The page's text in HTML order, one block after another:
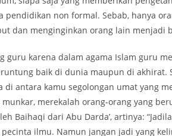
non formal. Sebab, hanya
dan menginginkan orang lain menjadi
guru karena dalam agama Islam guru
baik di dunia maupun di akhirat.
antara kamu segolongan umat yang
merekalah orang-orang yang
Baihaqi dari Abu Darda’, artinya:
ilmu. Namun jangan jadi yang